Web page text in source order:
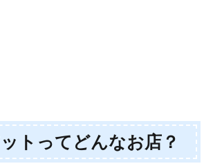
トってどんなお店？